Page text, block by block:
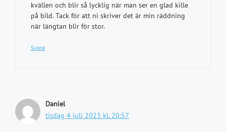
kvällen och blir så lycklig när man ser en glad kille
på bild. Tack för att ni skriver det är min räddning
när längtan blir för stor.
Svara
Daniel
tisdag 4 juli 2023 kl. 20:57